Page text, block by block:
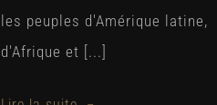
les peuples d'Amérique latine,
d'Afrique et [...]